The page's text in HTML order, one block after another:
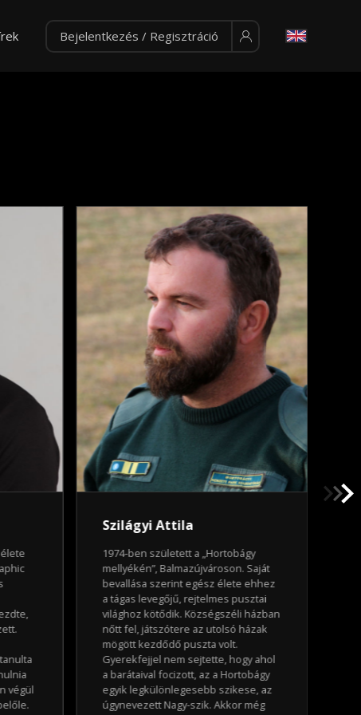
Bejelentkezés / Regisztráció
végül
Szilágyi Attila
1974-ben született a „Hortobágy
mellyékén”, Balmazújvároson. Saját
bevallása szerint egész élete ehhez
a tágas levegőjű, rejtelmes pusztai
világhoz kötődik. Községszéli házban
nőtt fel, játszótere az utolsó házak
mögött kezdődő puszta volt.
Gyerekfejjel nem sejtette, hogy ahol
a barátaival focizott, az a Hortobágy
egyik legkülönlegesebb szikese, az
úgynevezett Nagy-szik. Akkor még